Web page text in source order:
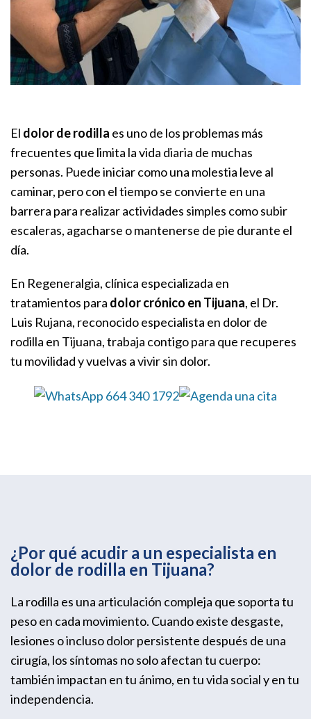
El dolor de rodilla es uno de los problemas más
frecuentes que limita la vida diaria de muchas
personas. Puede iniciar como una molestia leve al
caminar, pero con el tiempo se convierte en una
barrera para realizar actividades simples como subir
escaleras, agacharse o mantenerse de pie durante el
día.
En Regeneralgia, clínica especializada en
tratamientos para dolor crónico en Tijuana, el Dr.
Luis Rujana, reconocido especialista en dolor de
rodilla en Tijuana, trabaja contigo para que recuperes
tu movilidad y vuelvas a vivir sin dolor.
¿Por qué acudir a un especialista en
dolor de rodilla en Tijuana?
La rodilla es una articulación compleja que soporta tu
peso en cada movimiento. Cuando existe desgaste,
lesiones o incluso dolor persistente después de una
cirugía, los síntomas no solo afectan tu cuerpo:
también impactan en tu ánimo, en tu vida social y en tu
independencia.